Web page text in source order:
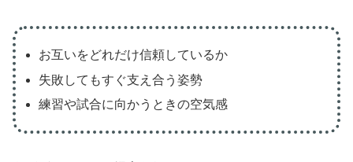
お互いをどれだけ信頼しているか
失敗してもすぐ支え合う姿勢
練習や試合に向かうときの空気感